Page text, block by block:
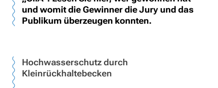
und womit die Gewinner die Jury und das
Publikum überzeugen konnten.
Hochwasserschutz durch
Kleinrückhaltebecken